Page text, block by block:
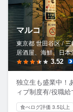
マルコ
東京都 世田谷区 / 三
居酒屋、海鮮、日本
3.52
独立生も盛業中！
ィブ制度有/役職給
食べログ評価 3.5以上